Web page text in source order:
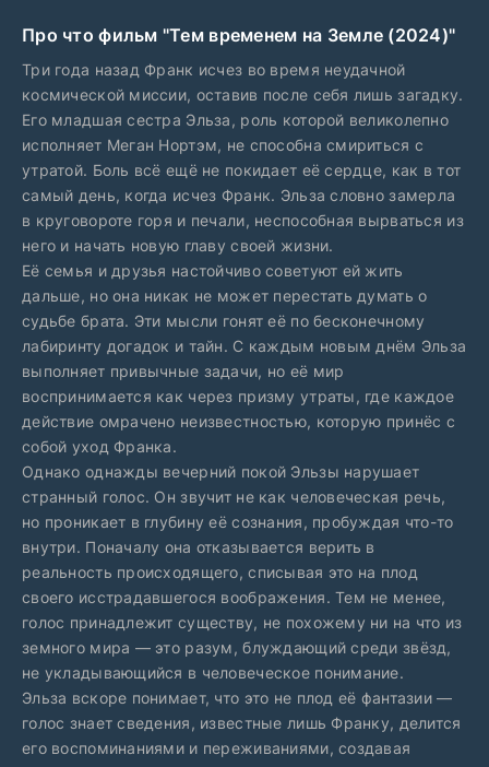
Про что фильм "Тем временем на Земле (2024)"
Три года назад Франк исчез во время неудачной
космической миссии, оставив после себя лишь загадку.
Его младшая сестра Эльза, роль которой великолепно
исполняет Меган Нортэм, не способна смириться с
утратой. Боль всё ещё не покидает её сердце, как в тот
самый день, когда исчез Франк. Эльза словно замерла
в круговороте горя и печали, неспособная вырваться из
него и начать новую главу своей жизни.
Её семья и друзья настойчиво советуют ей жить
дальше, но она никак не может перестать думать о
судьбе брата. Эти мысли гонят её по бесконечному
лабиринту догадок и тайн. С каждым новым днём Эльза
выполняет привычные задачи, но её мир
воспринимается как через призму утраты, где каждое
действие омрачено неизвестностью, которую принёс с
собой уход Франка.
Однако однажды вечерний покой Эльзы нарушает
странный голос. Он звучит не как человеческая речь,
но проникает в глубину её сознания, пробуждая что-то
внутри. Поначалу она отказывается верить в
реальность происходящего, списывая это на плод
своего исстрадавшегося воображения. Тем не менее,
голос принадлежит существу, не похожему ни на что из
земного мира — это разум, блуждающий среди звёзд,
не укладывающийся в человеческое понимание.
Эльза вскоре понимает, что это не плод её фантазии —
голос знает сведения, известные лишь Франку, делится
его воспоминаниями и переживаниями, создавая